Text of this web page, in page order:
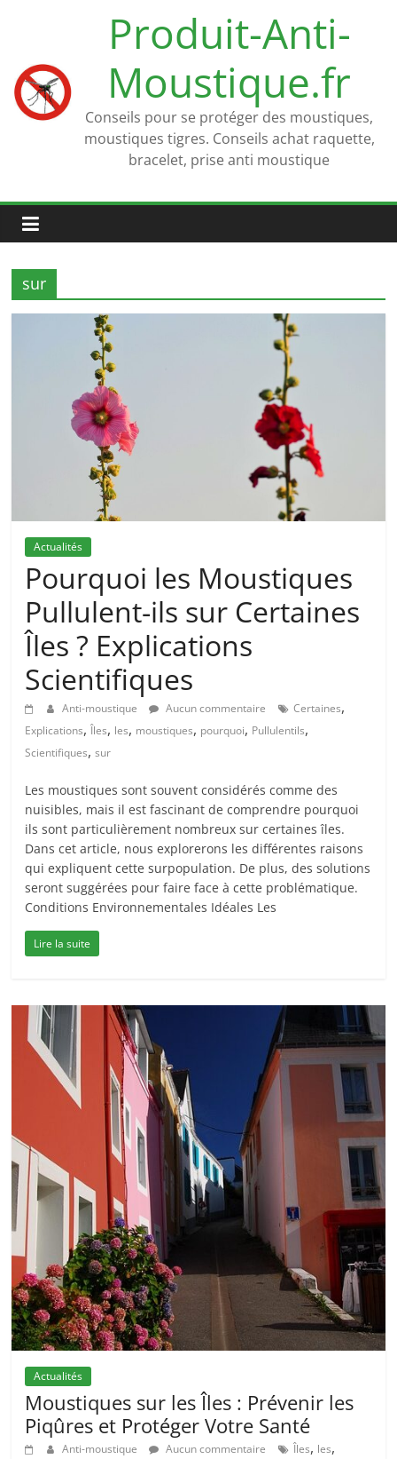
Produit-Anti-
Moustique.fr
Conseils pour se protéger des moustiques,
moustiques tigres. Conseils achat raquette,
bracelet, prise anti moustique
sur
Actualités
Pourquoi les Moustiques
Pullulent-ils sur Certaines
Îles ? Explications
Scientifiques
Anti-moustique Aucun commentaire Certaines,
Explications,Îles, les, moustiques, pourquoi, Pullulentils,
Scientifiques,sur
Les moustiques sont souvent considérés comme des
nuisibles, mais il est fascinant de comprendre pourquoi
ils sont particulièrement nombreux sur certaines îles.
Dans cet article, nous explorerons les différentes raisons
qui expliquent cette surpopulation. De plus, des solutions
seront suggérées pour faire face à cette problématique.
Conditions Environnementales Idéales Les
Lire la suite
Actualités
Moustiques sur les Îles : Prévenir les
Piqûres et Protéger Votre Santé
Anti-moustique Aucun commentaire Îles, les,